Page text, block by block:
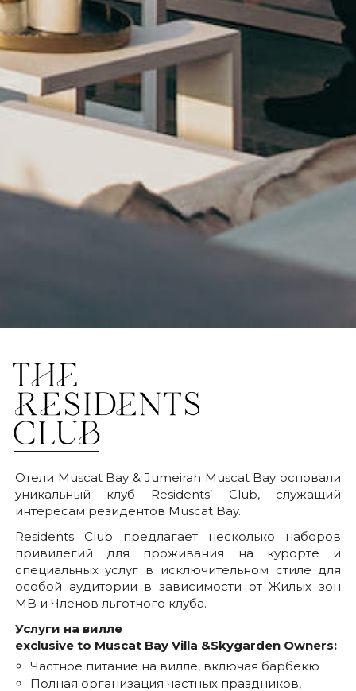
Отели Muscat Bay & Jumeirah Muscat Bay основали
уникальный клуб Residents’ Club, служащий
интересам резидентов Muscat Bay.
Residents Club предлагает несколько наборов
привилегий для проживания на курорте и
специальных услуг в исключительном стиле для
особой аудитории в зависимости от Жилых зон
MB и Членов льготного клуба.
Услуги на вилле
exclusive to Muscat Bay Villa &Skygarden Owners:
Частное питание на вилле, включая барбекю
Полная организация частных праздников,